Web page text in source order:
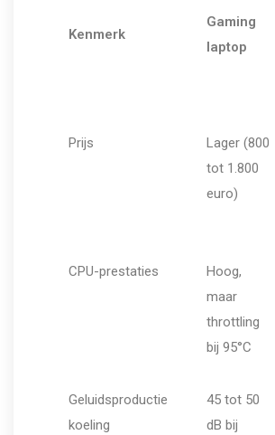
Kenmerk
Gaming
laptop
Prijs
Lager (800
tot 1.800
euro)
CPU-prestaties
Hoog,
maar
throttling
bij 95°C
Geluidsproductie
koeling
45 tot 50
dB bij